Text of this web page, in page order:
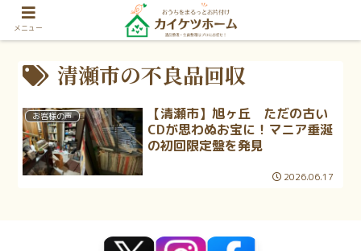
清瀬市の不良品回収
お客様の声
【清瀬市】旭ヶ丘 ただの古い
CDが思わぬお宝に！マニア垂涎
の初回限定盤を発見
2026.06.17
メニュー